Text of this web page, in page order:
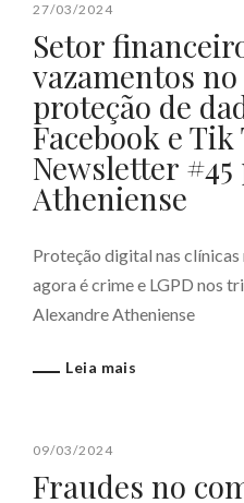
27/03/2024
Setor
vazamentos
proteção de
Facebook e Tik
Newsletter
Atheniense
Proteção digital nas
agora é crime e LGPD nos
Alexandre Atheniense
Leia mais
09/03/2024
Fraudes no